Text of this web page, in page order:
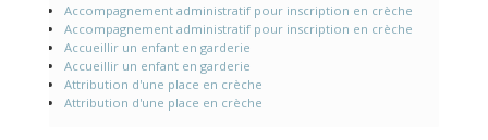
Accompagnement administratif pour inscription en crèche
Accompagnement administratif pour inscription en crèche
Accueillir un enfant en garderie
Accueillir un enfant en garderie
Attribution d'une place en crèche
Attribution d'une place en crèche